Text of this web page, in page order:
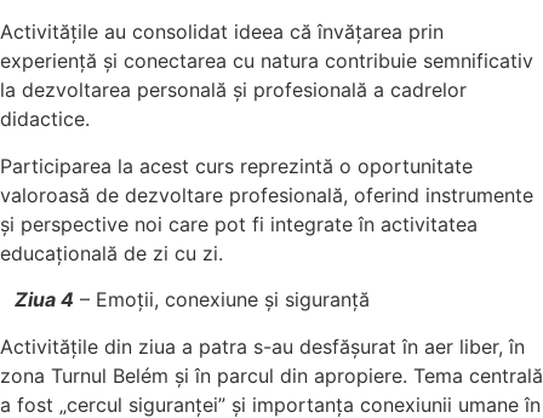
Activitățile au consolidat ideea că învățarea prin
experiență și conectarea cu natura contribuie semnificativ
la dezvoltarea personală și profesională a cadrelor
didactice.
Participarea la acest curs reprezintă o oportunitate
valoroasă de dezvoltare profesională, oferind instrumente
și perspective noi care pot fi integrate în activitatea
educațională de zi cu zi.
Ziua 4 – Emoții, conexiune și siguranță
Activitățile din ziua a patra s-au desfășurat în aer liber, în
zona Turnul Belém și în parcul din apropiere. Tema centrală
a fost „cercul siguranței” și importanța conexiunii umane în